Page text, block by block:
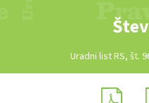
Uradni list RS, št.